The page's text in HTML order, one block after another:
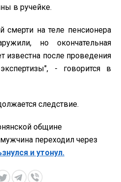
в ручейке.
смерти на теле пенсионера
но окончательная
известна после проведения
- говорится в
следствие.
общине
переходил через
и утонул.